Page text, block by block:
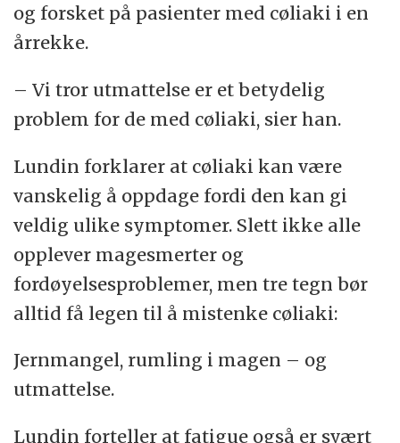
Et karakteristisk trekk ved ME er
anstrengelsesutløst symptomforverring
(PEM). Dette betyr at små fysiske eller
mentale anstrengelser kan utløse sterke og
ettertid. Dette gjelder ikke for mennesker
med kronisk utmattelse.
Pasienter med ME opplever i tillegg ofte
andre symptomer, som influensafølelse
eller ortostatisk intoleranse – altså
Les mer om hva som skjer i kroppen til
og forsket på pasienter med cøliaki i en
årrekke.
– Vi tror utmattelse er et betydelig
problem for de med cøliaki, sier han.
Lundin forklarer at cøliaki kan være
vanskelig å oppdage fordi den kan gi
veldig ulike symptomer. Slett ikke alle
opplever magesmerter og
fordøyelsesproblemer, men tre tegn bør
alltid få legen til å mistenke cøliaki:
Jernmangel, rumling i magen – og
utmattelse.
Lundin forteller at fatigue også er svært